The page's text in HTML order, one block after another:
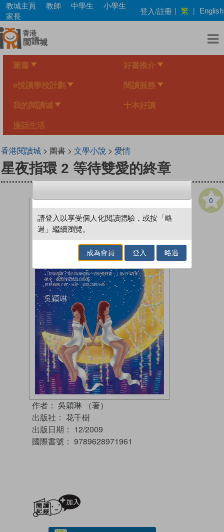
Skip
main
content
教城主頁 教師 中學生
小學生
家長
登入/註冊 | 繁 | English
圖書 好書推介
e悅讀學校計劃 閱讀服務
我的閱讀城 十本好讀
漫話生活
香港閱讀城> 圖書 > 文學小說 > 愛情
星夜指環 2 等待雙愛的終章
0
作者： 吳穎琳 （著）
出版社： 花千樹
出版日期： 12/2009
國際書號： 9789628971961
請登入以享受個人化閱讀體驗，或按「略
過」繼續瀏覽。
成為會員 登入 略過